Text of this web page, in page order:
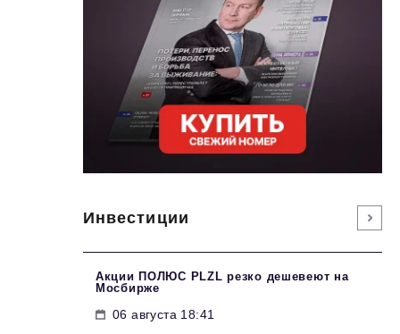
Инвестиции
Акции ПОЛЮС PLZL резко дешевеют на
Мосбирже
06 августа 18:41